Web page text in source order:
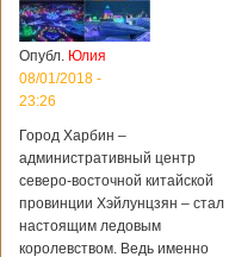
Опубл. Юлия
08/01/2018 -
23:26
Город Харбин –
административный центр
северо-восточной китайской
провинции Хэйлунцзян – стал
настоящим ледовым
королевством. Ведь именно